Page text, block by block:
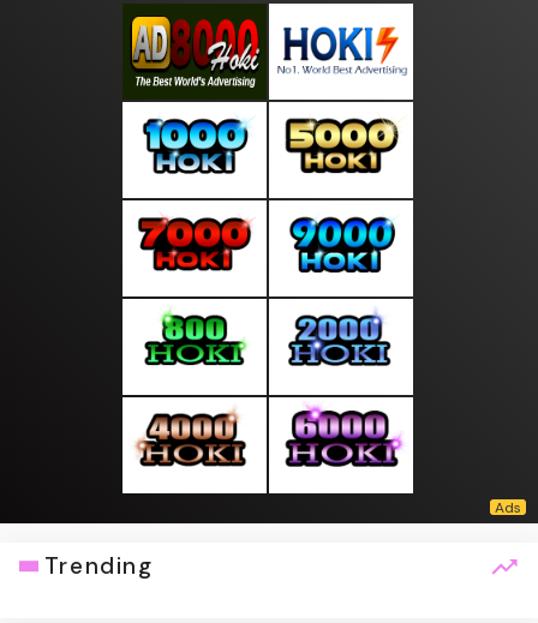
Trending